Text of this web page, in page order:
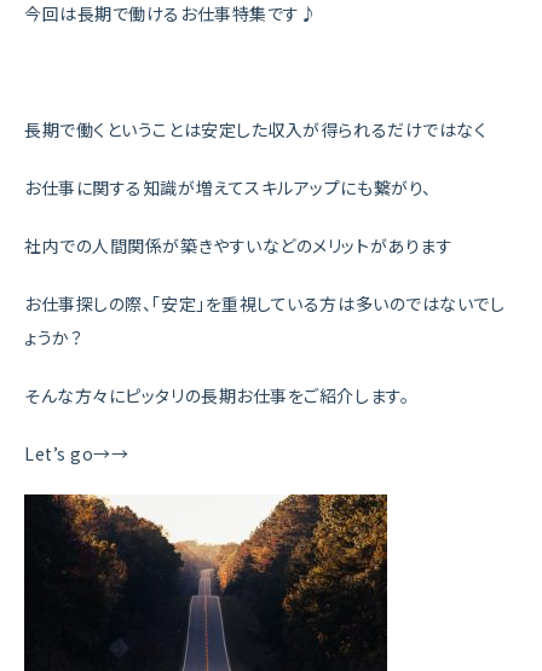
今回は長期で働けるお仕事特集です♪
長期で働くということは安定した収入が得られるだけではなく
お仕事に関する知識が増えてスキルアップにも繋がり、
社内での人間関係が築きやすいなどのメリットがあります
お仕事探しの際、「安定」を重視している方は多いのではないでし
ょうか？
そんな方々にピッタリの長期お仕事をご紹介します。
Let’s go→→